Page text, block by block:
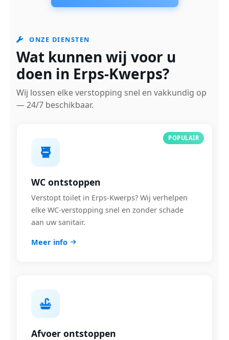
ONZE DIENSTEN
Wat kunnen wij voor u
doen in Erps-Kwerps?
Wij lossen elke verstopping snel en vakkundig op
— 24/7 beschikbaar.
POPULAIR
WC ontstoppen
Verstopt toilet in Erps-Kwerps? Wij verhelpen
elke WC-verstopping snel en zonder schade
aan uw sanitair.
Meer info
Afvoer ontstoppen